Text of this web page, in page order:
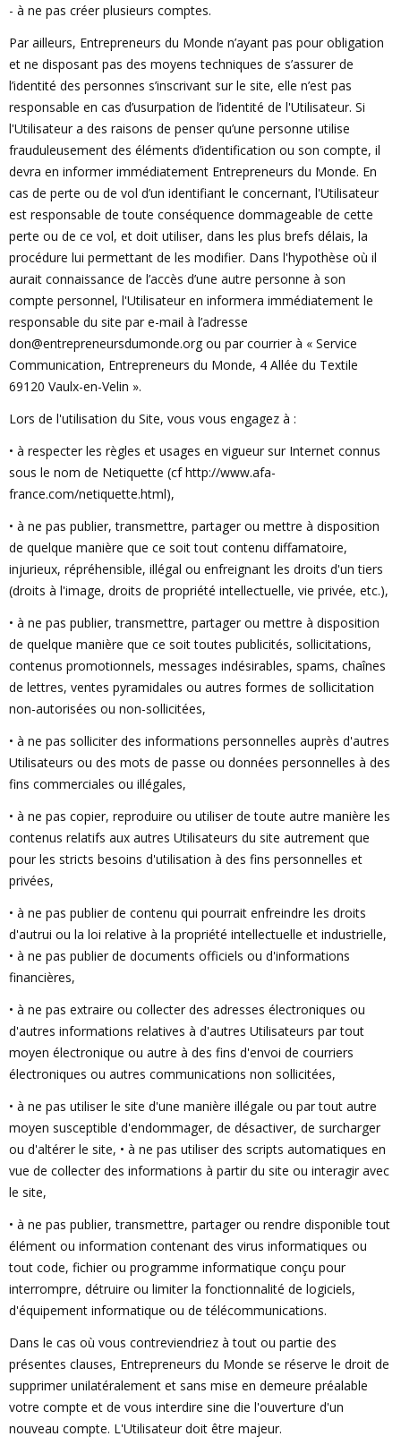
- à ne pas créer plusieurs comptes.
Par ailleurs, Entrepreneurs du Monde n’ayant pas pour obligation
et ne disposant pas des moyens techniques de s’assurer de
l’identité des personnes s’inscrivant sur le site, elle n’est pas
responsable en cas d’usurpation de l’identité de l'Utilisateur. Si
l'Utilisateur a des raisons de penser qu’une personne utilise
frauduleusement des éléments d’identification ou son compte, il
devra en informer immédiatement Entrepreneurs du Monde. En
cas de perte ou de vol d’un identifiant le concernant, l'Utilisateur
est responsable de toute conséquence dommageable de cette
perte ou de ce vol, et doit utiliser, dans les plus brefs délais, la
procédure lui permettant de les modifier. Dans l'hypothèse où il
aurait connaissance de l’accès d’une autre personne à son
compte personnel, l'Utilisateur en informera immédiatement le
responsable du site par e-mail à l’adresse
don@entrepreneursdumonde.org ou par courrier à « Service
Communication, Entrepreneurs du Monde, 4 Allée du Textile
69120 Vaulx-en-Velin ».
Lors de l'utilisation du Site, vous vous engagez à :
• à respecter les règles et usages en vigueur sur Internet connus
sous le nom de Netiquette (cf http://www.afa-
france.com/netiquette.html),
• à ne pas publier, transmettre, partager ou mettre à disposition
de quelque manière que ce soit tout contenu diffamatoire,
injurieux, répréhensible, illégal ou enfreignant les droits d'un tiers
(droits à l'image, droits de propriété intellectuelle, vie privée, etc.),
• à ne pas publier, transmettre, partager ou mettre à disposition
de quelque manière que ce soit toutes publicités, sollicitations,
contenus promotionnels, messages indésirables, spams, chaînes
de lettres, ventes pyramidales ou autres formes de sollicitation
non-autorisées ou non-sollicitées,
• à ne pas solliciter des informations personnelles auprès d'autres
Utilisateurs ou des mots de passe ou données personnelles à des
fins commerciales ou illégales,
• à ne pas copier, reproduire ou utiliser de toute autre manière les
contenus relatifs aux autres Utilisateurs du site autrement que
pour les stricts besoins d'utilisation à des fins personnelles et
privées,
• à ne pas publier de contenu qui pourrait enfreindre les droits
d'autrui ou la loi relative à la propriété intellectuelle et industrielle,
• à ne pas publier de documents officiels ou d'informations
financières,
• à ne pas extraire ou collecter des adresses électroniques ou
d'autres informations relatives à d'autres Utilisateurs par tout
moyen électronique ou autre à des fins d'envoi de courriers
électroniques ou autres communications non sollicitées,
• à ne pas utiliser le site d'une manière illégale ou par tout autre
moyen susceptible d'endommager, de désactiver, de surcharger
ou d'altérer le site, • à ne pas utiliser des scripts automatiques en
vue de collecter des informations à partir du site ou interagir avec
le site,
• à ne pas publier, transmettre, partager ou rendre disponible tout
élément ou information contenant des virus informatiques ou
tout code, fichier ou programme informatique conçu pour
interrompre, détruire ou limiter la fonctionnalité de logiciels,
d'équipement informatique ou de télécommunications.
Dans le cas où vous contreviendriez à tout ou partie des
présentes clauses, Entrepreneurs du Monde se réserve le droit de
supprimer unilatéralement et sans mise en demeure préalable
votre compte et de vous interdire sine die l'ouverture d'un
nouveau compte. L'Utilisateur doit être majeur.